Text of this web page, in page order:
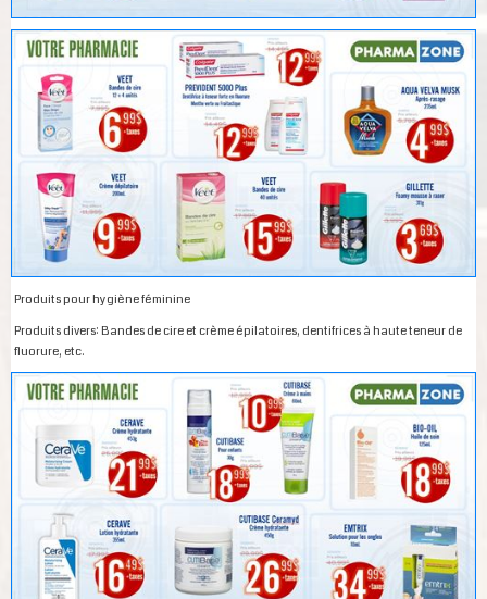
Produits pour hygiène féminine
Produits divers: Bandes de cire et crème épilatoires, dentifrices à haute teneur de
fluorure, etc.